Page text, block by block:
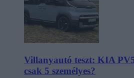
Villanyautó teszt: KIA
csak 5 személyes?